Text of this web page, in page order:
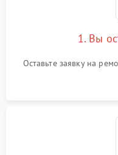
1. Вы
Оставьте заявку на